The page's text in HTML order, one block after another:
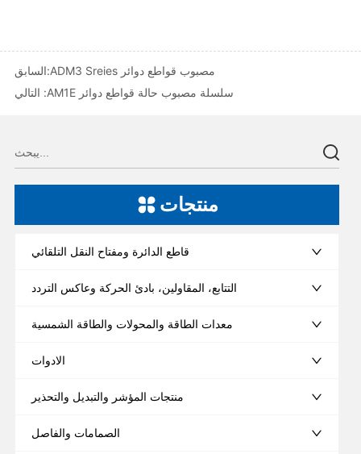
السابق:
ADM3 Sreies مصبوب قواطع دوائر
التالي :
AM1E سلسلة مصبوب حالة قواطع دوائر
منتجات
قاطع الدائرة ومفتاح النقل التلقائي
التتابع، المقاولين، بادئ الحركة وعاكس التردد
معدات الطاقة والمحولات والطاقة الشمسية
الادوات
منتجات المؤشر والتبديل والتحذير
الصمامات والفاصل